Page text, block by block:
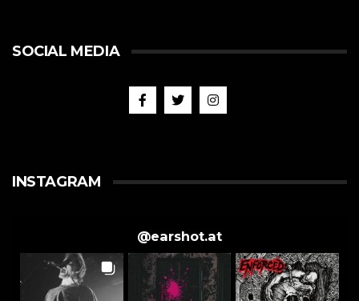
SOCIAL MEDIA
INSTAGRAM
@earshot.at